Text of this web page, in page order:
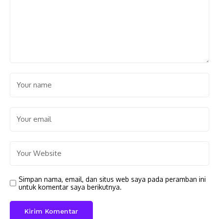
Simpan nama, email, dan situs web saya pada peramban ini
untuk komentar saya berikutnya.